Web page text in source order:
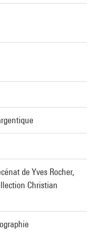
de Yves Rocher,
Christian